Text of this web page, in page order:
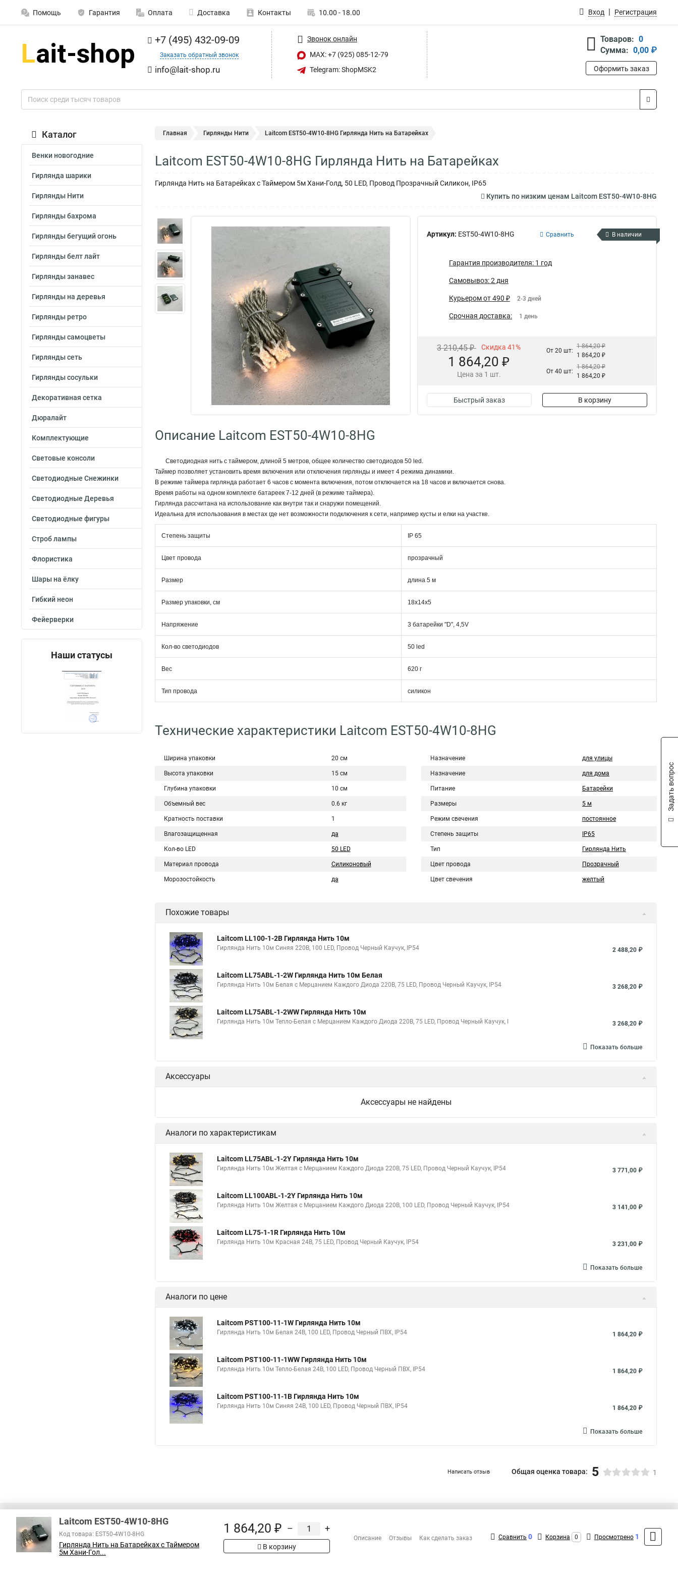
Помощь Гарантия Оплата Доставка Контакты 10.00 - 18.00 Вход Регистрация
+7 (495) 432-09-09
Заказать обратный звонок
info@lait-shop.ru
Звонок онлайн
MAX: +7 (925) 085-12-79
Telegram: ShopMSK2
Товаров: 0
Сумма: 0,00 ₽
Оформить заказ
Каталог
Венки новогодние
Гирлянда шарики
Гирлянды Нити
Гирлянды бахрома
Гирлянды бегущий огонь
Гирлянды белт лайт
Гирлянды занавес
Гирлянды на деревья
Гирлянды ретро
Гирлянды самоцветы
Гирлянды сеть
Гирлянды сосульки
Декоративная сетка
Дюралайт
Комплектующие
Световые консоли
Светодиодные Снежинки
Светодиодные Деревья
Светодиодные фигуры
Строб лампы
Флористика
Шары на ёлку
Гибкий неон
Фейерверки
Наши статусы
Главная Гирлянды Нити Laitcom EST50-4W10-8HG Гирлянда Нить на Батарейках
Laitcom EST50-4W10-8HG Гирлянда Нить на Батарейках
Гирлянда Нить на Батарейках с Таймером 5м Хани-Голд, 50 LED, Провод Прозрачный Силикон, IP65
Купить по низким ценам Laitcom EST50-4W10-8HG
Артикул: EST50-4W10-8HG Сравнить В наличии
Гарантия производителя: 1 год
Самовывоз: 2 дня
Курьером от 490 ₽ 2-3 дней
Срочная доставка: 1 день
3 210,45 ₽ Скидка 41%
1 864,20 ₽
Цена за 1 шт.
От 20 шт:
1 864,20 ₽
1 864,20 ₽
От 40 шт:
1 864,20 ₽
1 864,20 ₽
Быстрый заказ В корзину
Описание Laitcom EST50-4W10-8HG
Светодиодная нить с таймером, длиной 5 метров, общее количество светодиодов 50 led.
Таймер позволяет установить время включения или отключения гирлянды и имеет 4 режима динамики.
В режиме таймера гирлянда работает 6 часов с момента включения, потом отключается на 18 часов и включается снова.
Время работы на одном комплекте батареек 7-12 дней (в режиме таймера).
Гирлянда рассчитана на использование как внутри так и снаружи помещений.
Идеальна для использования в местах где нет возможности подключения к сети, например кусты и елки на участке.
Степень защиты IP 65
Цвет провода прозрачный
Размер длина 5 м
Размер упаковки, см 18х14х5
Напряжение 3 батарейки "D", 4,5V
Кол-во светодиодов 50 led
Вес 620 г
Тип провода силикон
Технические характеристики Laitcom EST50-4W10-8HG
Ширина упаковки 20 см
Высота упаковки 15 см
Глубина упаковки 10 см
Объемный вес 0.6 кг
Кратность поставки 1
Влагозащищенная да
Кол-во LED 50 LED
Материал провода Силиконовый
Морозостойкость да
Назначение для улицы
Назначение для дома
Питание Батарейки
Размеры 5 м
Режим свечения постоянное
Степень защиты IP65
Тип Гирлянда Нить
Цвет провода Прозрачный
Цвет свечения желтый
Похожие товары
Laitcom LL100-1-2B Гирлянда Нить 10м
Гирлянда Нить 10м Синяя 220В, 100 LED, Провод Черный Каучук, IP54 2 488,20 ₽
Laitcom LL75ABL-1-2W Гирлянда Нить 10м Белая
Гирлянда Нить 10м Белая с Мерцанием Каждого Диода 220В, 75 LED, Провод Черный Каучук, IP54 3 268,20 ₽
Laitcom LL75ABL-1-2WW Гирлянда Нить 10м
Гирлянда Нить 10м Тепло-Белая с Мерцанием Каждого Диода 220В, 75 LED, Провод Черный Каучук, I 3 268,20 ₽
Показать больше
Аксессуары
Аксессуары не найдены
Аналоги по характеристикам
Laitcom LL75ABL-1-2Y Гирлянда Нить 10м
Гирлянда Нить 10м Желтая с Мерцанием Каждого Диода 220В, 75 LED, Провод Черный Каучук, IP54 3 771,00 ₽
Laitcom LL100ABL-1-2Y Гирлянда Нить 10м
Гирлянда Нить 10м Желтая с Мерцанием Каждого Диода 220В, 100 LED, Провод Черный Каучук, IP54 3 141,00 ₽
Laitcom LL75-1-1R Гирлянда Нить 10м
Гирлянда Нить 10м Красная 24В, 75 LED, Провод Черный Каучук, IP54 3 231,00 ₽
Показать больше
Аналоги по цене
Laitcom PST100-11-1W Гирлянда Нить 10м
Гирлянда Нить 10м Белая 24В, 100 LED, Провод Черный ПВХ, IP54 1 864,20 ₽
Laitcom PST100-11-1WW Гирлянда Нить 10м
Гирлянда Нить 10м Тепло-Белая 24В, 100 LED, Провод Черный ПВХ, IP54 1 864,20 ₽
Laitcom PST100-11-1B Гирлянда Нить 10м
Гирлянда Нить 10м Синяя 24В, 100 LED, Провод Черный ПВХ, IP54 1 864,20 ₽
Показать больше
Написать отзыв Общая оценка товара: 5 1
Сотрудничество
+7 (495) 432-09-09
MAX: +7 (925) 085-12-79
Laitcom EST50-4W10-8HG
Код товара: EST50-4W10-8HG
Гирлянда Нить на Батарейках с Таймером
5м Хани-Гол...
1 864,20 ₽ – +
В корзину
Описание Отзывы Как сделать заказ Сравнить 0 Корзина 0 Просмотрено 1
Задать вопрос